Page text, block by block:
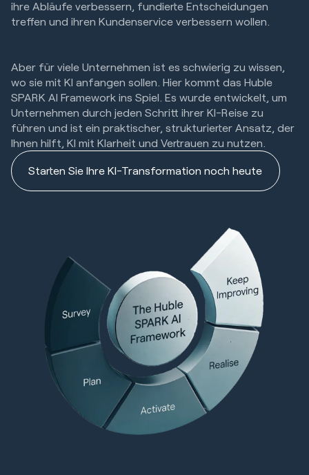
ihre Abläufe verbessern, fundierte Entscheidungen
treffen und ihren Kundenservice verbessern wollen.
Aber für viele Unternehmen ist es schwierig zu wissen,
wo sie mit KI anfangen sollen. Hier kommt das Huble
SPARK AI Framework ins Spiel. Es wurde entwickelt, um
Unternehmen durch jeden Schritt ihrer KI-Reise zu
führen und ist ein praktischer, strukturierter Ansatz, der
Ihnen hilft, KI mit Klarheit und Vertrauen zu nutzen.
Starten Sie Ihre KI-Transformation noch heute